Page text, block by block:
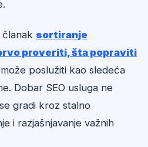
članak sortiranje
proveriti, šta popraviti
može poslužiti kao sledeća
Dobar SEO usluga ne
gradi kroz stalno
i razjašnjavanje važnih